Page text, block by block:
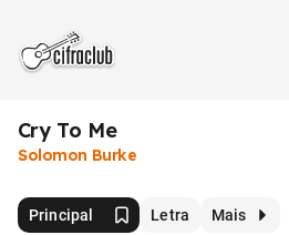
Cry To Me
Solomon Burke
Principal Letra Mais